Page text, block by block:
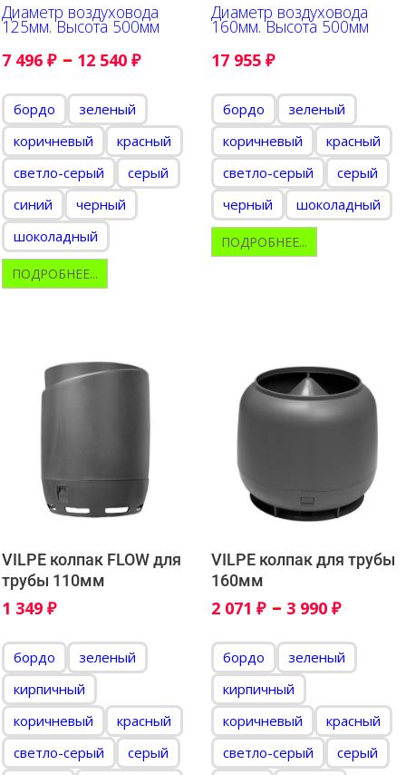
Диаметр воздуховода
125мм. Высота 500мм
7 496 ₽ – 12 540 ₽
бордо
зеленый
коричневый
красный
светло-серый
серый
синий
черный
шоколадный
ПОДРОБНЕЕ...
Диаметр воздуховода
160мм. Высота 500мм
17 955 ₽
бордо
зеленый
коричневый
красный
светло-серый
серый
черный
шоколадный
ПОДРОБНЕЕ...
VILPE колпак FLOW для
трубы 110мм
1 349 ₽
бордо
зеленый
кирпичный
коричневый
красный
светло-серый
серый
VILPE колпак для трубы
160мм
2 071 ₽ – 3 990 ₽
бордо
зеленый
кирпичный
коричневый
красный
светло-серый
серый